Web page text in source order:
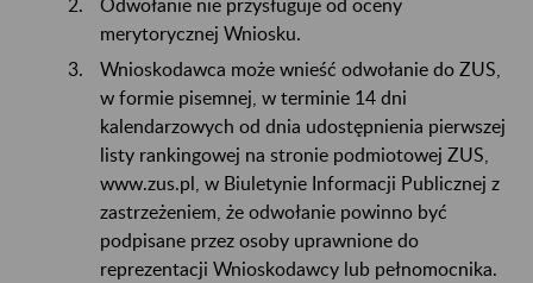
merytorycznej Wniosku.
Wnioskodawca może wnieść odwołanie do ZUS,
w formie pisemnej, w terminie 14 dni
kalendarzowych od dnia udostępnienia pierwszej
listy rankingowej na stronie podmiotowej ZUS,
www.zus.pl, w Biuletynie Informacji Publicznej z
zastrzeżeniem, że odwołanie powinno być
podpisane przez osoby uprawnione do
reprezentacji Wnioskodawcy lub pełnomocnika.